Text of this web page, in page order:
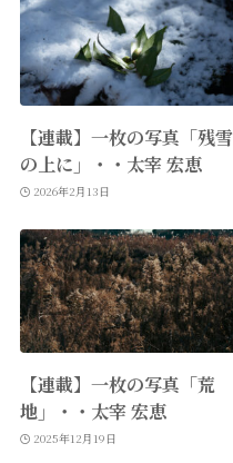
【連載】一枚の写真「残雪
の上に」・・太宰 宏恵
2026年2月13日
【連載】一枚の写真「荒
地」・・太宰 宏恵
2025年12月19日